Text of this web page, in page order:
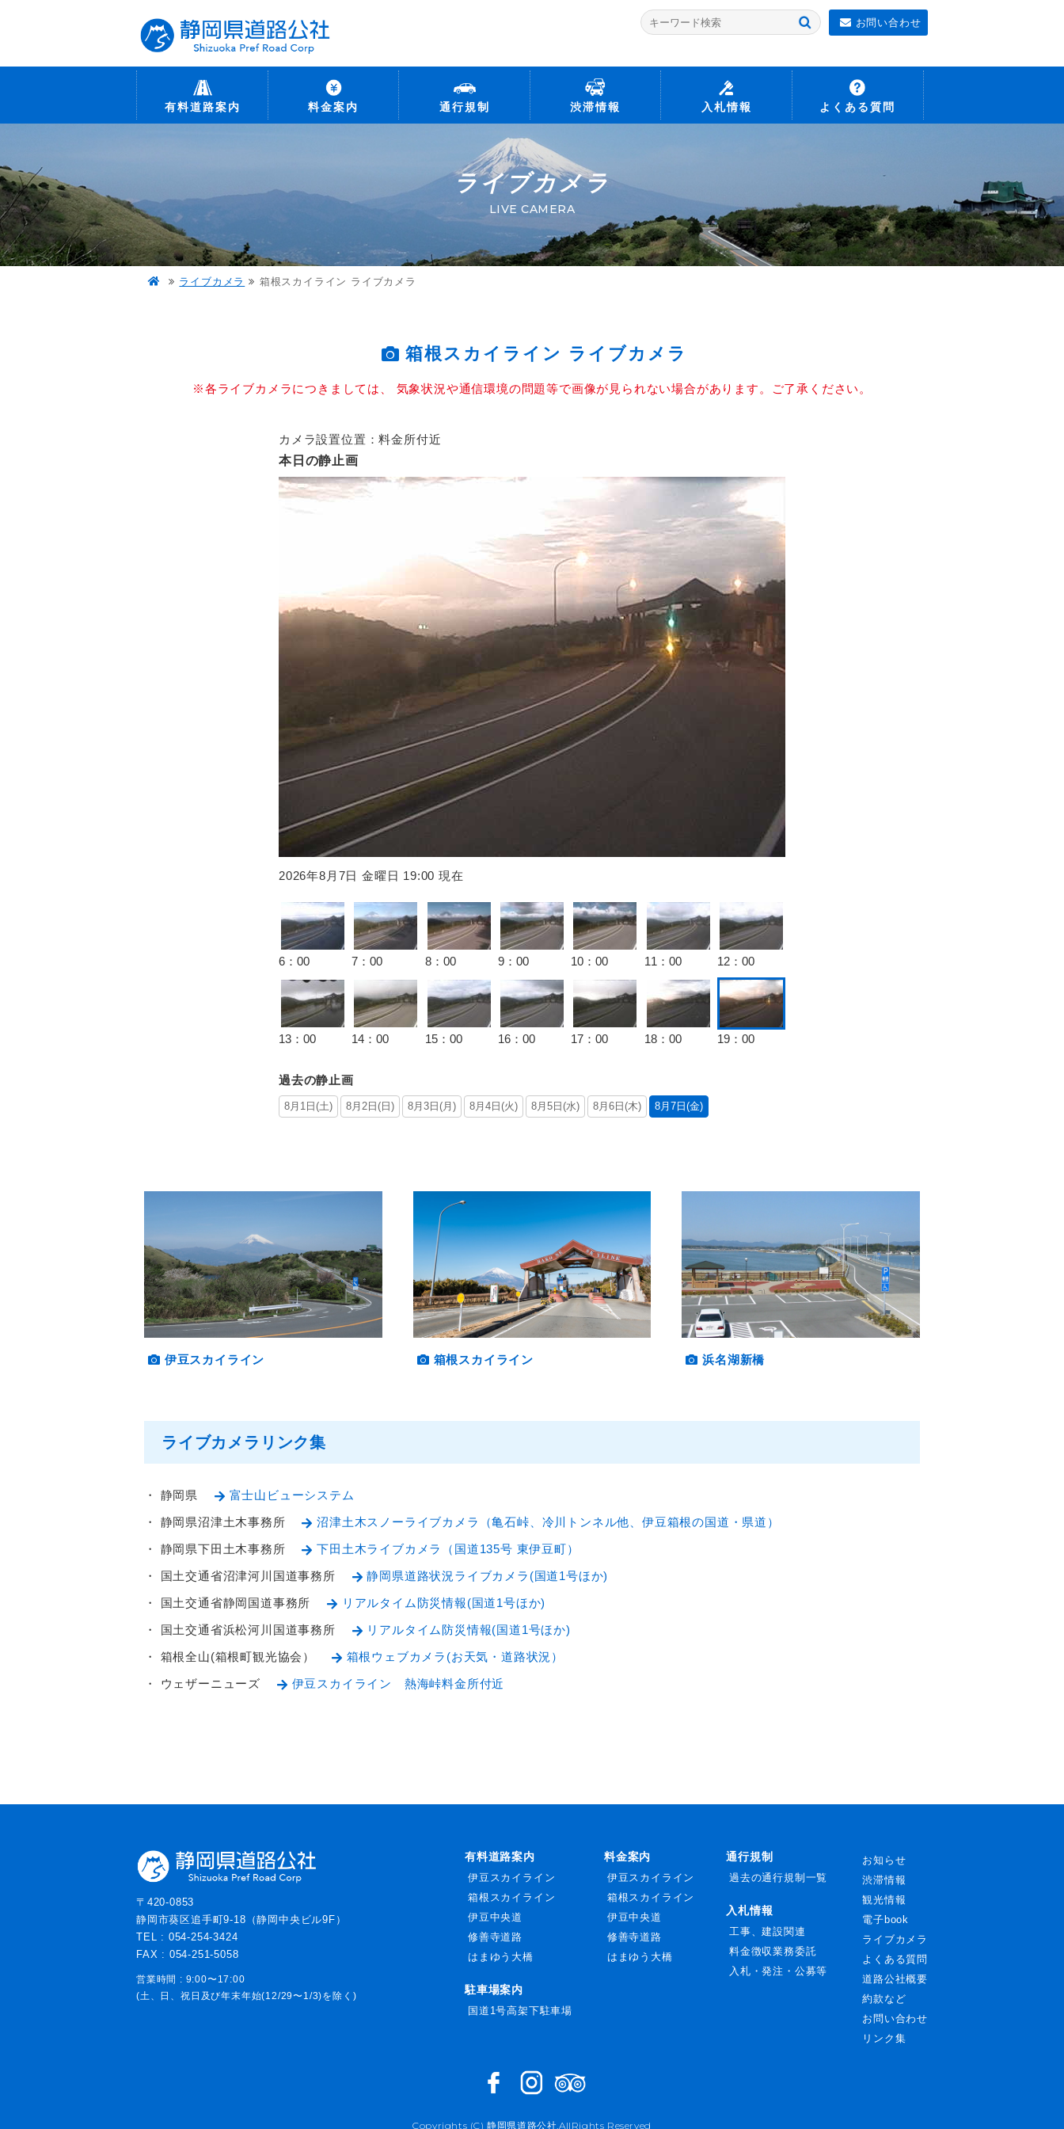
お問い合わせ
有料道路案内 料金案内 通行規制 渋滞情報 入札情報 よくある質問
ライブカメラ
LIVE CAMERA
ライブカメラ 箱根スカイライン ライブカメラ
箱根スカイライン ライブカメラ
※各ライブカメラにつきましては、 気象状況や通信環境の問題等で画像が見られない場合があります。ご了承ください。
カメラ設置位置：料金所付近
本日の静止画
2026年8月7日 金曜日 19:00 現在
6：00 7：00 8：00 9：00 10：00 11：00 12：00
13：00 14：00 15：00 16：00 17：00 18：00 19：00
過去の静止画
8月1日(土) 8月2日(日) 8月3日(月) 8月4日(火) 8月5日(水) 8月6日(木) 8月7日(金)
伊豆スカイライン 箱根スカイライン 浜名湖新橋
ライブカメラリンク集
・ 静岡県
富士山ビューシステム
・ 静岡県沼津土木事務所
沼津土木スノーライブカメラ（亀石峠、冷川トンネル他、伊豆箱根の国道・県道）
・ 静岡県下田土木事務所
下田土木ライブカメラ（国道135号 東伊豆町）
・ 国土交通省沼津河川国道事務所
静岡県道路状況ライブカメラ(国道1号ほか)
・ 国土交通省静岡国道事務所
リアルタイム防災情報(国道1号ほか)
・ 国土交通省浜松河川国道事務所
リアルタイム防災情報(国道1号ほか)
・ 箱根全山(箱根町観光協会）
箱根ウェブカメラ(お天気・道路状況）
・ ウェザーニューズ
伊豆スカイライン 熱海峠料金所付近
有料道路案内
伊豆スカイライン
箱根スカイライン
伊豆中央道
修善寺道路
はまゆう大橋
駐車場案内
国道1号高架下駐車場
料金案内
伊豆スカイライン
箱根スカイライン
伊豆中央道
修善寺道路
はまゆう大橋
通行規制
過去の通行規制一覧
入札情報
工事、建設関連
料金徴収業務委託
入札・発注・公募等
お知らせ
渋滞情報
観光情報
電子book
ライブカメラ
よくある質問
道路公社概要
約款など
お問い合わせ
リンク集
〒420-0853
静岡市葵区追手町9-18（静岡中央ビル9F）
TEL : 054-254-3424
FAX : 054-251-5058
営業時間 : 9:00〜17:00
(土、日、祝日及び年末年始(12/29〜1/3)を除く)
Copyrights (C) 静岡県道路公社.AllRights Reserved